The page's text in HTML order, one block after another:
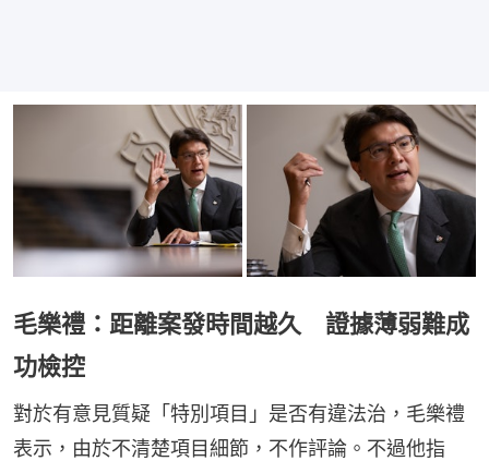
毛樂禮：距離案發時間越久 證據薄弱難成
功檢控
對於有意見質疑「特別項目」是否有違法治，毛樂禮
表示，由於不清楚項目細節，不作評論。不過他指